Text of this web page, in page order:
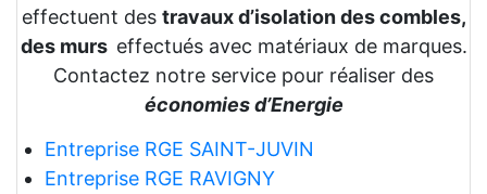
effectuent des travaux d’isolation des combles,
des murs effectués avec matériaux de marques.
Contactez notre service pour réaliser des
économies d’Energie
Entreprise RGE SAINT-JUVIN
Entreprise RGE RAVIGNY